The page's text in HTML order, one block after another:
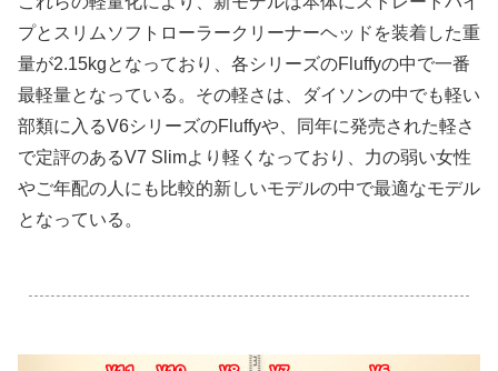
プとスリムソフトローラークリーナーヘッドを装着した重
量が2.15kgとなっており、各シリーズのFluffyの中で一番
最軽量となっている。その軽さは、ダイソンの中でも軽い
部類に入るV6シリーズのFluffyや、同年に発売された軽さ
で定評のあるV7 Slimより軽くなっており、力の弱い女性
やご年配の人にも比較的新しいモデルの中で最適なモデル
となっている。